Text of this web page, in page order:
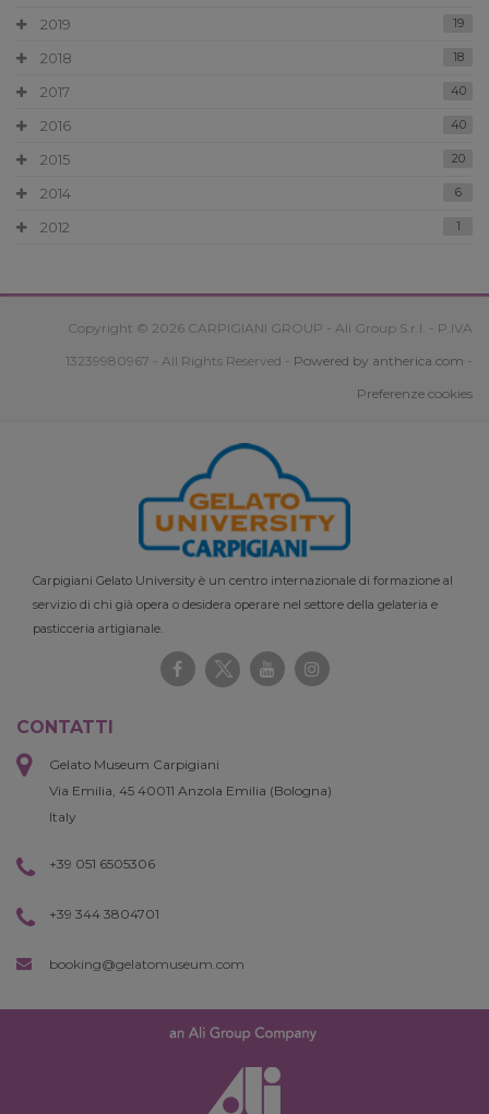
2019 19
2018 18
2017 40
2016 40
2015 20
2014 6
2012 1
Copyright © 2026 CARPIGIANI GROUP - Ali Group S.r.l. - P.IVA
13239980967 - All Rights Reserved - Powered by antherica.com -
Preferenze cookies
Carpigiani Gelato University è un centro internazionale di formazione al
servizio di chi già opera o desidera operare nel settore della gelateria e
pasticceria artigianale.
CONTATTI
Gelato Museum Carpigiani
Via Emilia, 45 40011 Anzola Emilia (Bologna)
Italy
+39 051 6505306
+39 344 3804701
booking@gelatomuseum.com